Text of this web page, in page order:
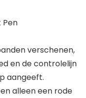
Pen
verschenen,
en de controlelijn
aangeeft.
alleen een rode